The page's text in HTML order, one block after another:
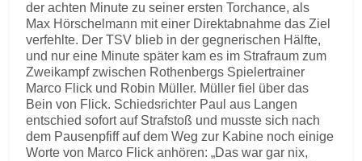
der achten Minute zu seiner ersten Torchance, als
Max Hörschelmann mit einer Direktabnahme das Ziel
verfehlte. Der TSV blieb in der gegnerischen Hälfte,
und nur eine Minute später kam es im Strafraum zum
Zweikampf zwischen Rothenbergs Spielertrainer
Marco Flick und Robin Müller. Müller fiel über das
Bein von Flick. Schiedsrichter Paul aus Langen
entschied sofort auf Strafstoß und musste sich nach
dem Pausenpfiff auf dem Weg zur Kabine noch einige
Worte von Marco Flick anhören: „Das war gar nix,